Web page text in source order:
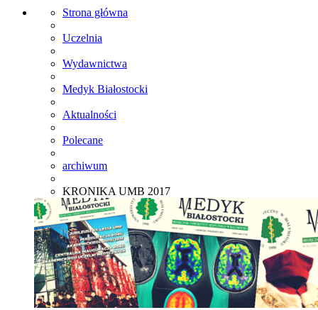
Strona główna
Uczelnia
Wydawnictwa
Medyk Białostocki
Aktualności
Polecane
archiwum
KRONIKA UMB 2017